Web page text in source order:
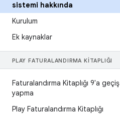
sistemi hakkında
Kurulum
Ek kaynaklar
PLAY FATURALANDIRMA KITAPLIĞI
Faturalandırma Kitaplığı 9'a geçiş
yapma
Play Faturalandırma Kitaplığı